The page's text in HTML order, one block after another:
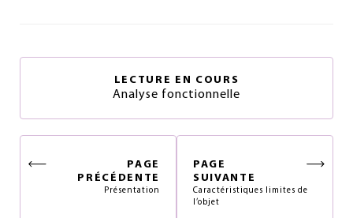
LECTURE EN COURS
Analyse fonctionnelle
PAGE
PRÉCÉDENTE
Présentation
PAGE
SUIVANTE
Caractéristiques limites de
l’objet